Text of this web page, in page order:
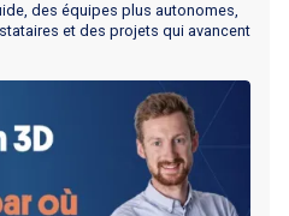
des équipes plus autonomes,
et des projets qui avancent